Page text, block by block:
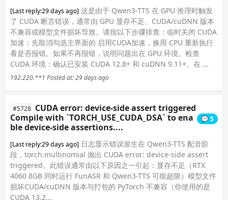
[Last reply:29 days ago] 这是由于 Qwen3-TTS 在 GPU 推理时触发
了 CUDA 断言错误，通常由 GPU 显存不足、CUDA/cuDNN 版本
不兼容或模型文件损坏导致。请按以下步骤排查：临时关闭 CUDA
加速：先取消勾选主界面的 启用CUDA加速，换用 CPU 重新执行
看是否报错。如果不再报错，说明问题出在 GPU 环境。检查
CUDA 环境：确认已安装 CUDA 12.8+ 和 cuDNN 9.11+。在 ...
192.220.**1 Posted at: 29 days ago
#5728 CUDA error: device-side assert triggered
Compile with `TORCH_USE_CUDA_DSA` to ena
ble device-side assertions....
💬 5
[Last reply:29 days ago] 日志显示错误发生在 Qwen3-TTS 配音阶
段，torch.multinomial 抛出 CUDA error: device-side assert
triggered。此错误通常由以下原因之一引起：显存不足（RTX
4060 8GB 同时运行 FunASR 和 Qwen3-TTS 可能超限）模型文件
损坏CUDA/cuDNN 版本与打包的 PyTorch 不兼容（你使用的是
CUDA 13.2...